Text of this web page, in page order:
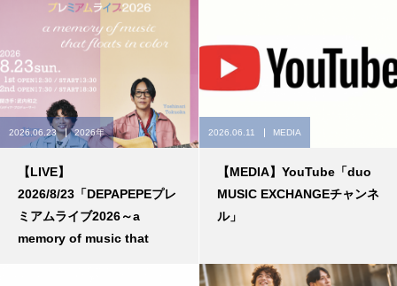
2026.06.23 2026年
【LIVE】
2026/8/23「DEPAPEPEプレ
ミアムライブ2026～a
memory of music that
2026.06.11 MEDIA
【MEDIA】YouTube「duo
MUSIC EXCHANGEチャンネ
ル」